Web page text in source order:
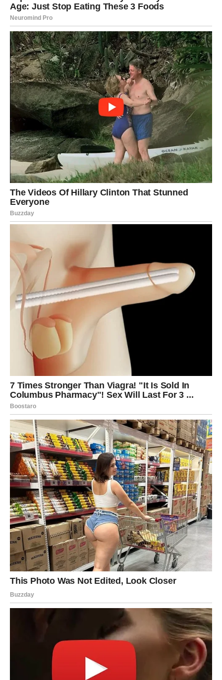
dolazi osećaj olakšanja, kao da teret sa srca nestaje.
Poruka za Ribe:
Vi ste verovali čak i kada je bilo teško. Sada univerzum
potvrđuje vašu veru.
Vaga– PRONALAZITE MIR I
RAVNOTEŽU
Vage su u poslednje vreme bile između dve strane –
između razuma i srca, između prošlosti i budućnosti,
između kompromisa i sopstvenih potreba. Sada dolazi
trenutak kada vaga sudbine konačno staje u ravnotežu.
Emotivna jasnoća
Ako je postojala dilema – nestaje.
Ako je postojala neizvesnost – razjašnjava se.
Možda ne kroz veliku dramu, već kroz tihu spoznaju da
više ne želite da se prilagođavate na sopstvenu štetu.
Stabilnost
Na poslovnom planu dolazi osećaj sigurnosti. Možda ne
spektakularan uspeh, ali jasna stabilnost koja vam vraća
samopouzdanje.
Poruka za Vagu:
Mir ne dolazi kada su svi zadovoljni – već kada ste vi u
skladu sa sobom.
Blizanci– UŽIVATE U
DOGAĐAJIMA I NOVIM
PRILIKAMA
Blizanci ulaze u dinamičan period. Ako je bilo stagnacije,
sada dolazi pokret. Ako je bilo dosade, sada dolaze
događaji, susreti, poruke i prilike.
Promene i uzbuđenje